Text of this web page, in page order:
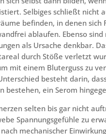
Selbiges schließt nicht
befinden, in denen sich
ablaufen. Ebenso sind
als Ursache denkbar.
durch Stöße verletzt
mit einem Bluterguss zu
besteht darin,
bestehen, ein Serom
selten bis gar nicht
Spannungsgefühle zu
mechanischer